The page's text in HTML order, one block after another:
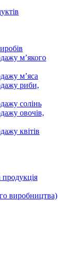
м’якого
м’яса
риби,
солінь
овочів,
квітів
продукція
виробництва)